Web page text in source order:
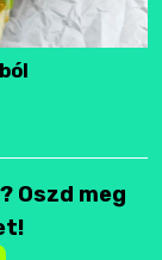
Oszd meg